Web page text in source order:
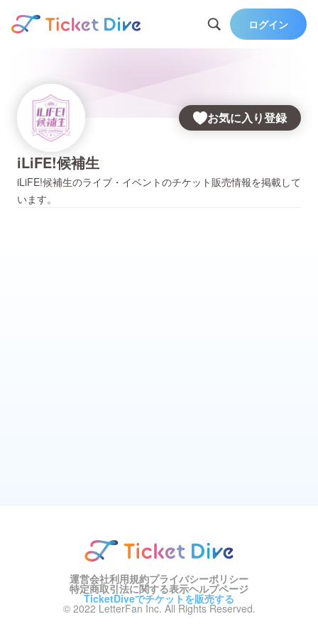
ログイン
お気に入り登録
iLiFE!候補生
iLiFE!候補生のライブ・イベントのチケット販売情報を掲載して
います。
運営会社利用規約プライバシーポリシー
特定商取引法に関する表示ヘルプページ
TicketDiveでチケットを販売する
© 2022 LetterFan Inc. All Rights Reserved.